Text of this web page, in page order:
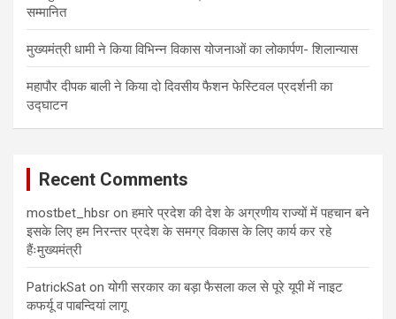
सम्मानित
मुख्यमंत्री धामी ने किया विभिन्न विकास योजनाओं का लोकार्पण- शिलान्यास
महापौर दीपक बाली ने किया दो दिवसीय फैशन फेस्टिवल प्रदर्शनी का
उद्घाटन
Recent Comments
mostbet_hbsr onहमारे प्रदेश की देश के अग्रणीय राज्यों में पहचान बने
इसके लिए हम निरन्तर प्रदेश के समग्र विकास के लिए कार्य कर रहे
हैंःमुख्यमंत्री
PatrickSat onयोगी सरकार का बड़ा फैसला कल से पूरे यूपी में नाइट
कफर्यू व पाबन्दियां लागू